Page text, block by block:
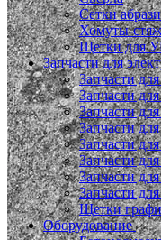
Сетки
Хомуты-
Щетки для
Запчасти для
Запчасти
Запчасти
Запчасти
Запчасти
Запчасти
Запчасти
Запчасти
Запчасти
Щетки
Оборудование